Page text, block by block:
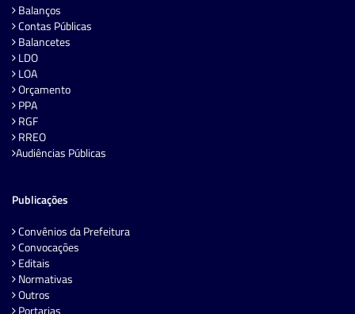
Balanços
Contas Públicas
Balancetes
LDO
LOA
Orçamento
PPA
RGF
RREO
Audiências Públicas
Publicações
Convênios da Prefeitura
Convocações
Editais
Normativas
Outros
Portarias